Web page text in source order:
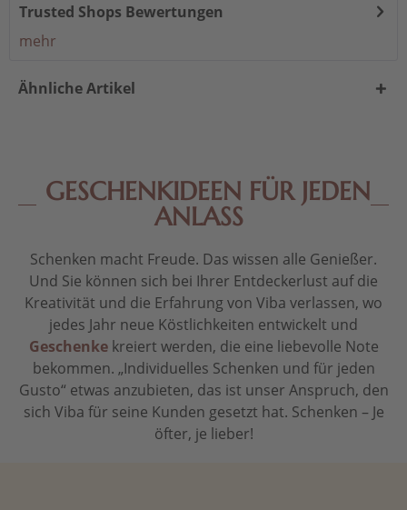
Trusted Shops Bewertungen
mehr
Ähnliche Artikel
GESCHENKIDEEN FÜR JEDEN
ANLASS
Schenken macht Freude. Das wissen alle Genießer.
Und Sie können sich bei Ihrer Entdeckerlust auf die
Kreativität und die Erfahrung von Viba verlassen, wo
jedes Jahr neue Köstlichkeiten entwickelt und
Geschenkekreiert werden, die eine liebevolle Note
bekommen. „Individuelles Schenken und für jeden
Gusto“ etwas anzubieten, das ist unser Anspruch, den
sich Viba für seine Kunden gesetzt hat. Schenken – Je
öfter, je lieber!